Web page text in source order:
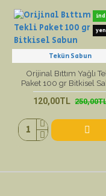
Tekün Sabun
Orijinal Bıttım Yağlı
Paket 100 gr Bitkisel
120,00TL